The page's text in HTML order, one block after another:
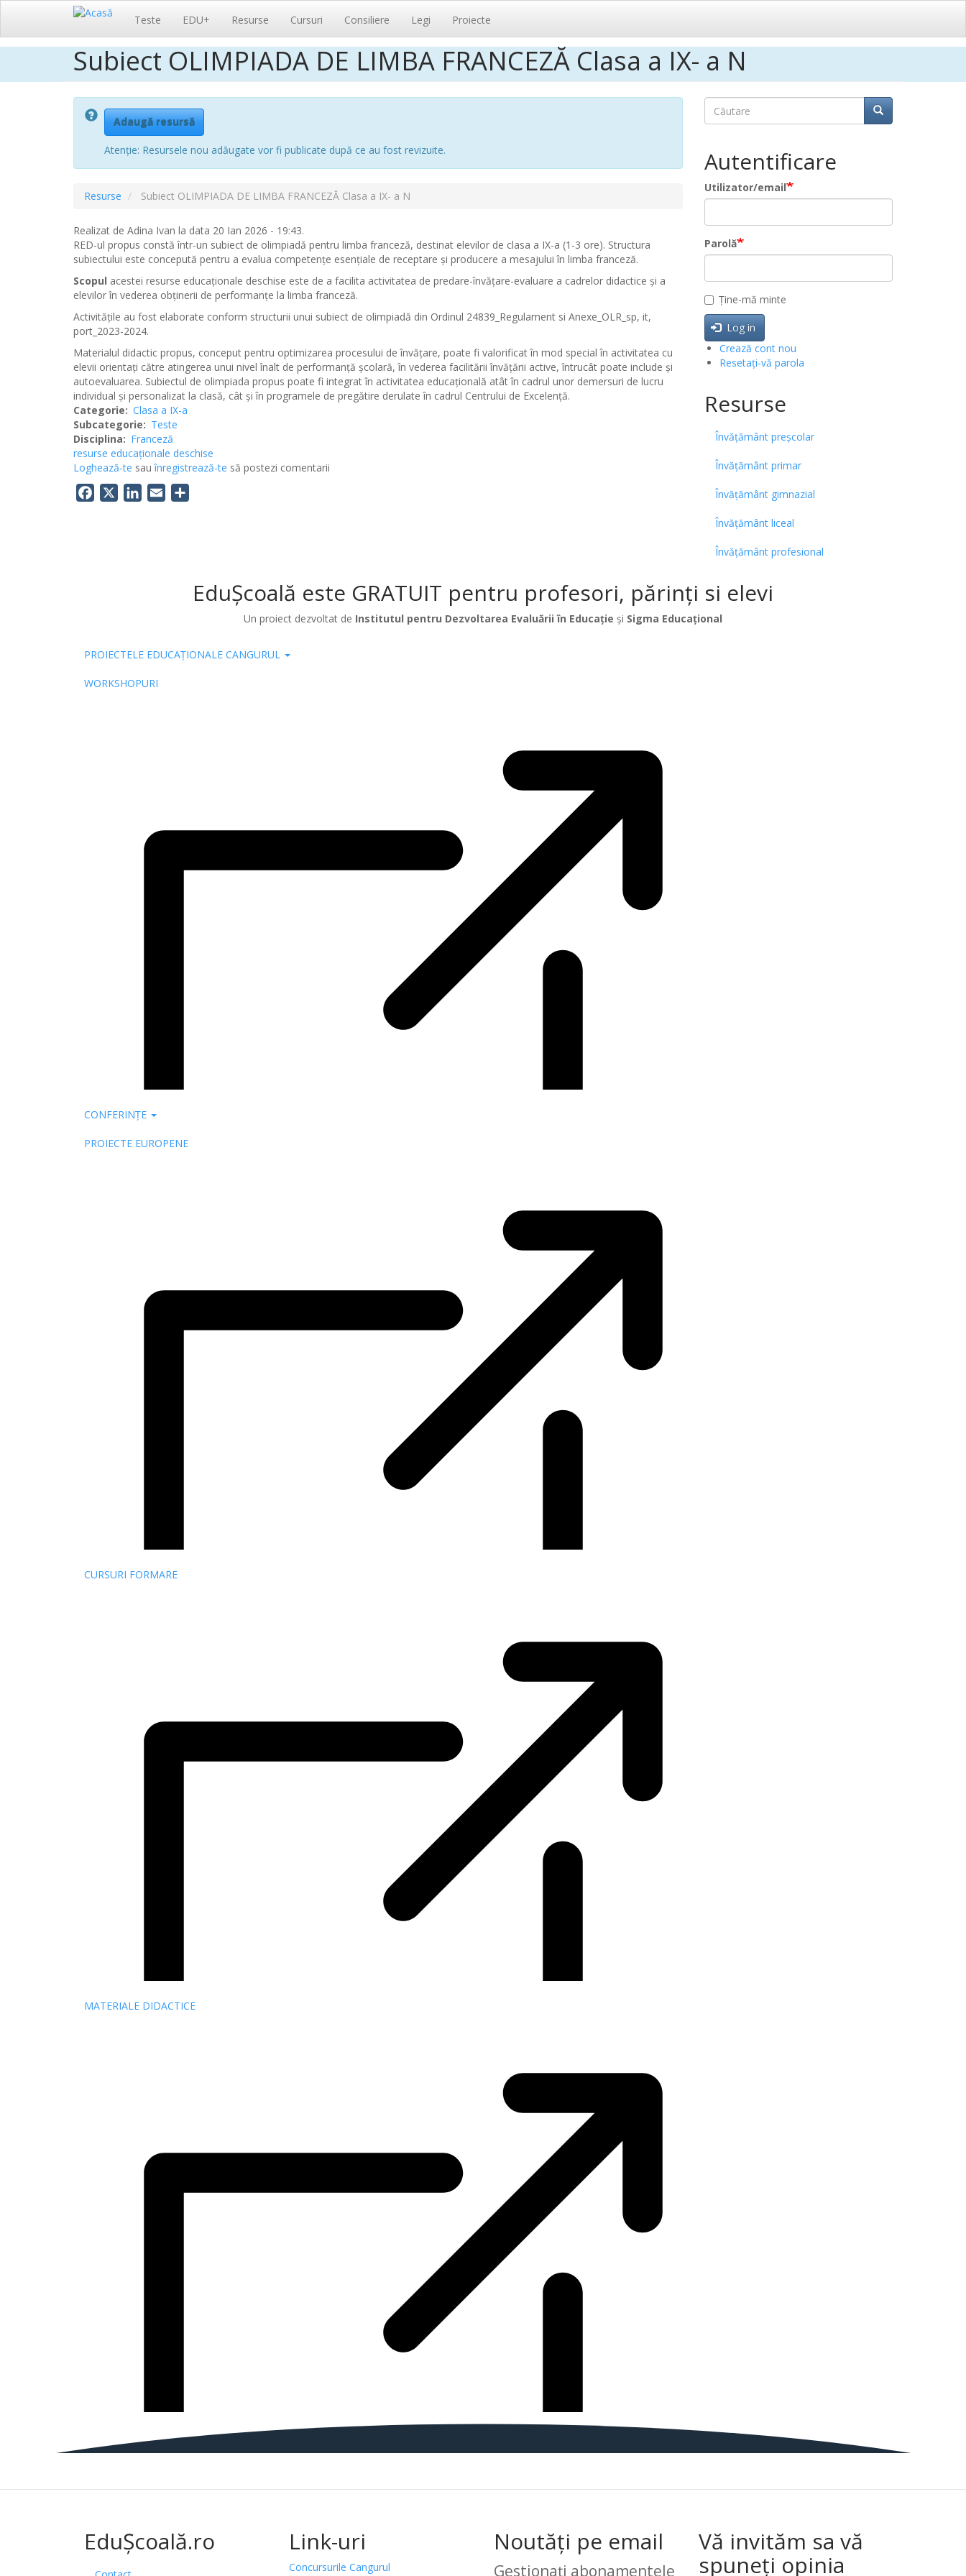
conținutul
Navigare
principală
Teste EDU+ Resurse Cursuri Consiliere Legi Proiecte
Subiect OLIMPIADA DE LIMBA FRANCEZĂ Clasa a IX- a N
Adaugă resursă
Atenție: Resursele nou adăugate vor fi publicate după ce au fost revizuite.
Resurse Subiect OLIMPIADA DE LIMBA FRANCEZĂ Clasa a IX- a N
Realizat de Adina Ivan la data 20 Ian 2026 - 19:43.
RED-ul propus constă într-un subiect de olimpiadă pentru limba franceză, destinat elevilor de clasa a IX-a (1-3 ore). Structura
subiectului este concepută pentru a evalua competențe esențiale de receptare și producere a mesajului în limba franceză.
Scopul acestei resurse educaționale deschise este de a facilita activitatea de predare-învățare-evaluare a cadrelor didactice și a
elevilorîn vederea obţinerii de performanţe la limba franceză.
Activitățile au fost elaborate conform structurii unui subiect de olimpiadă din Ordinul 24839_Regulament si Anexe_OLR_sp, it,
port_2023-2024.
Materialul didactic propus, conceput pentru optimizarea procesului de învățare, poate fi valorificat în mod special în activitatea cu
elevii orientați către atingerea unui nivel înalt de performanță școlară, în vederea facilitării învățării active, întrucât poate include şi
autoevaluarea. Subiectul de olimpiada propus poate fi integrat în activitatea educațională atât în cadrul unor demersuri de lucru
individual și personalizat la clasă, cât și în programele de pregătire derulate în cadrul Centrului de Excelență.
Categorie
Clasa a IX-a
Subcategorie
Teste
Disciplina
Franceză
resurse educaționale deschise
Loghează-te sauînregistrează-te să postezi comentarii
Facebook LinkedIn
Email
Căutare
Căutare Căutare
Autentificare
Utilizator/email
Parolă
Ține-mă minte
Log in
Crează cont nou
Resetați-vă parola
Resurse
Învățământ preșcolar
Învățământ primar
Învățământ gimnazial
Învățământ liceal
Învățământ profesional
EduȘcoală este GRATUIT pentru profesori, părinți si elevi
Un proiect dezvoltat de Institutul pentru Dezvoltarea Evaluării în Educație și Sigma Educațional
Pub
PROIECTELE EDUCAȚIONALE CANGURUL
WORKSHOPURI
CONFERINȚE
PROIECTE EUROPENE
CURSURI FORMARE
MATERIALE DIDACTICE
EduȘcoală.ro Link-uri
Concursurile Cangurul
Noutăți pe email
Gestionați abonamentele
Vă invităm sa vă
spuneți opinia